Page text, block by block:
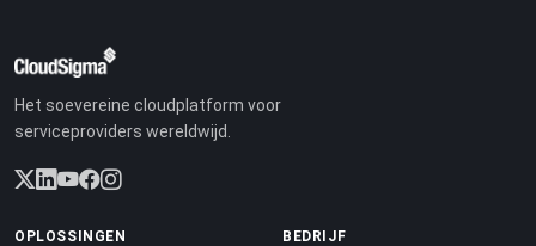
Het soevereine cloudplatform voor
serviceproviders wereldwijd.
OPLOSSINGEN BEDRIJF